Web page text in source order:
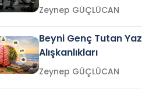
Zeynep GÜÇLÜCAN
Beyni Genç Tutan Yaz
Alışkanlıkları
Zeynep GÜÇLÜCAN